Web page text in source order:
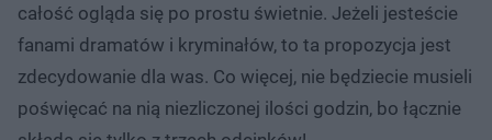
całość ogląda się po prostu świetnie. Jeżeli jesteście
fanami dramatów i kryminałów, to ta propozycja jest
zdecydowanie dla was. Co więcej, nie będziecie musieli
poświęcać na nią niezliczonej ilości godzin, bo łącznie